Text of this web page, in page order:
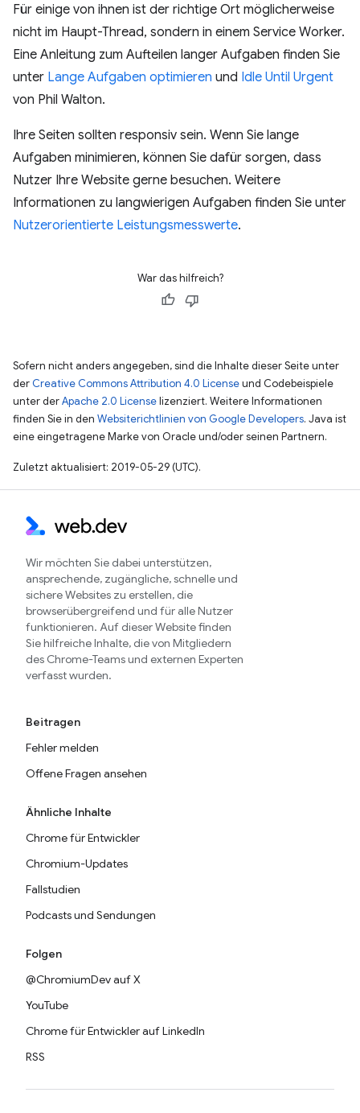
Für einige von ihnen ist der richtige Ort möglicherweise
nicht im Haupt-Thread, sondern in einem Service Worker.
Eine Anleitung zum Aufteilen langer Aufgaben finden Sie
unter Lange Aufgaben optimieren und Idle Until Urgent
von Phil Walton.
Ihre Seiten sollten responsiv sein. Wenn Sie lange
Aufgaben minimieren, können Sie dafür sorgen, dass
Nutzer Ihre Website gerne besuchen. Weitere
Informationen zu langwierigen Aufgaben finden Sie unter
Nutzerorientierte Leistungsmesswerte.
War das hilfreich?
Sofern nicht anders angegeben, sind die Inhalte dieser Seite unter
der Creative Commons Attribution 4.0 Licenseund Codebeispiele
unter derApache 2.0 Licenselizenziert. Weitere Informationen
finden Sie in den Websiterichtlinien von Google Developers. Java ist
eine eingetragene Marke von Oracle und/oder seinen Partnern.
Zuletzt aktualisiert: 2019-05-29 (UTC).
Wir möchten Sie dabei unterstützen,
ansprechende, zugängliche, schnelle und
sichere Websites zu erstellen, die
browserübergreifend und für alle Nutzer
funktionieren. Auf dieser Website finden
Sie hilfreiche Inhalte, die von Mitgliedern
des Chrome-Teams und externen Experten
verfasst wurden.
Beitragen
Fehler melden
Offene Fragen ansehen
Ähnliche Inhalte
Chrome für Entwickler
Chromium-Updates
Fallstudien
Podcasts und Sendungen
Folgen
@ChromiumDev auf X
YouTube
Chrome für Entwickler auf LinkedIn
RSS